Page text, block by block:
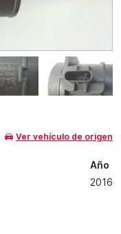
Ver vehículo de origen
Año
2016